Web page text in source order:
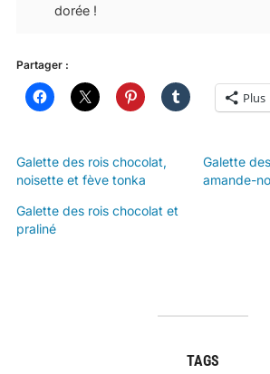
dorée !
Partager :
Plus
Galette des rois chocolat,
noisette et fève tonka
Galette
amande-
Galette des rois chocolat et
praliné
TAGS